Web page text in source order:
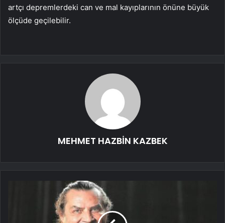
artçı depremlerdeki can ve mal kayıplarının önüne büyük
ölçüde geçilebilir.
MEHMET HAZBİN KAZBEK